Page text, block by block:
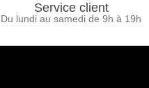
Service client
Du lundi au samedi de 9h à 19h